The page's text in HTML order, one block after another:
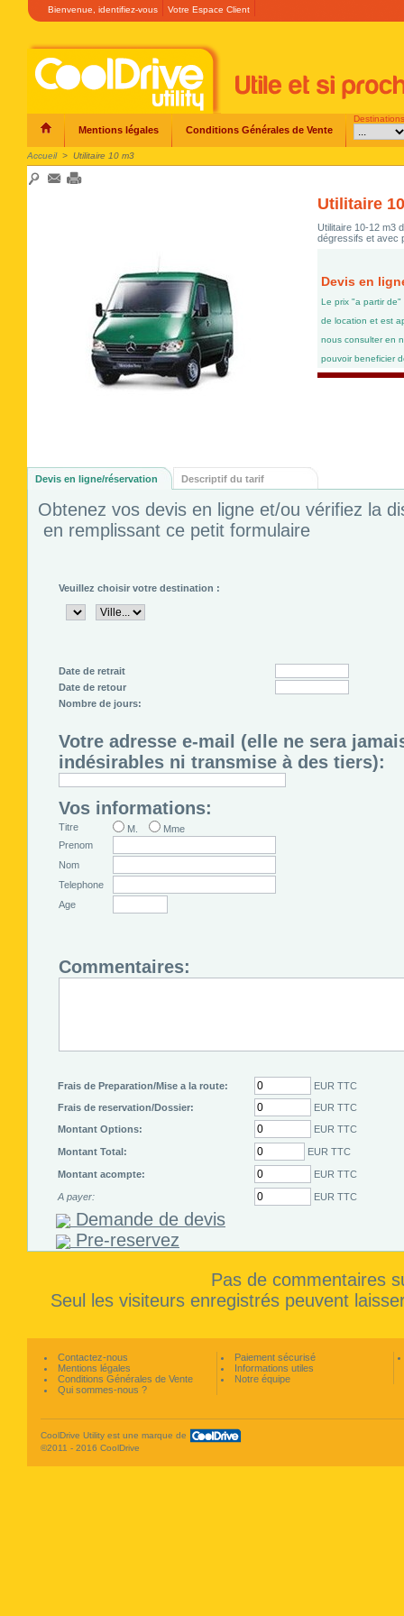
Bienvenue, identifiez-vous Votre Espace Client
Mentions légales Conditions Générales de Vente
Destinations
Accueil > Utilitaire 10 m3
Utilitaire
Utilitaire 10-12 m3
dégressifs et avec
Devis en
Le prix "a partir de"
de location et est
nous consulter en
pouvoir beneficier
Devis en ligne/réservation Descriptif du tarif
Obtenez vos devis en ligne et/ou vérifiez la
en remplissant ce petit formulaire
Veuillez choisir votre destination :
Date de retrait
Date de retour
Nombre de jours:
Votre adresse e-mail (elle ne sera
indésirables ni transmise à des tiers):
Vos informations:
Titre M.
Mme
Prenom
Nom
Telephone
Age
Commentaires:
Frais de Preparation/Mise a la route:
EUR TTC
Frais de reservation/Dossier:
EUR TTC
Montant Options:
EUR TTC
Montant Total: EUR TTC
Montant acompte: EUR TTC
A payer: EUR TTC
Demande de devis
Pre-reservez
Pas de commentaires
Seul les visiteurs enregistrés peuvent
Contactez-nous
Mentions légales
Conditions Générales de Vente
Qui sommes-nous ?
Paiement sécurisé
Informations utiles
Notre équipe
CoolDrive Utility est une marque de
©2011 - 2016 CoolDrive